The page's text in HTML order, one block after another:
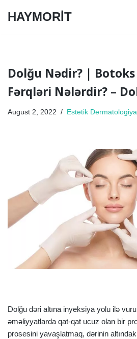
HAYMORİT
Dolğu Nədir? |
Fərqləri Nələrdir? –
August 2, 2022 Estetik Dermatologiya
Dolğu dəri altına inyeksiya yolu ilə
əməliyyatlarda qat-qat ucuz olan bir
prosesini yavaşlatmaq, dərinin